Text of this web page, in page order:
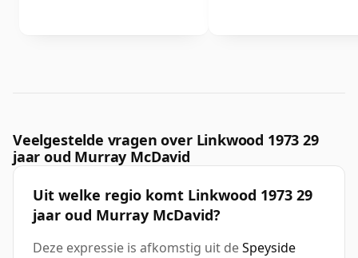
Veelgestelde vragen over Linkwood 1973 29
jaar oud Murray McDavid
Uit welke regio komt Linkwood 1973 29
jaar oud Murray McDavid?
Deze expressie is afkomstig uit deSpeyside